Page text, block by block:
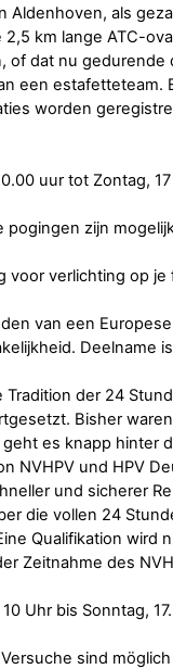
Aldenhoven, als
2,5 km lange ATC-
of dat nu
een estafetteteam.
worden
uur tot Zontag,
pogingen zijn
voor verlichting op
van een
Deelname
der 24
Bisher
es knapp hinter
NVHPV und HPV
und sicherer
die vollen 24
Qualifikation
Zeitnahme des
Uhr bis Sonntag,
sind